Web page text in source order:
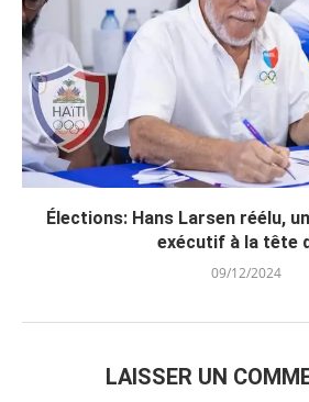
Élections: Hans Larsen réélu,
exécutif à la tête
09/12/2024
LAISSER UN